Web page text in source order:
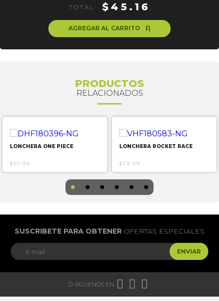
TOTAL: $45.16
AGREGAR AL CARRITO ຐ
PRODUCTOS
RELACIONADOS
LONCHERA ONE PIECE
$30.99
LONCHERA ROCKET RACE
$29.99
SUSCRIBETE PARA OBTENER OFERTAS ESPECIALES
ENVIAR
O SIGUENOS EN   